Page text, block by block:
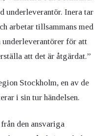
underleverantör. Inera tar
arbetar tillsammans med
underleverantörer för att
att det är åtgärdat.”
Stockholm, en av de
i sin tur händelsen.
den ansvariga